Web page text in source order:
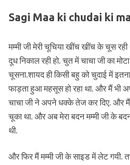
Sagi Maa ki chudai ki
मम्मी जी मेरी चूचिया खींच खींच के चूस रही
दूध निकाल रही हो. चुत में चाचा जी का
चूसना.शायद ही किसी बहु को चुदाई में
फाड़ता हुआ महसूस हो रहा था. और मैं भी
चाचा जी ने अपने धक्के तेज कर दिए. और मैं
चूका था. और अब मेरा बदन मम्मी जी के
थी.
और फिर मैं मम्मी जी के साइड में लेट गयी.